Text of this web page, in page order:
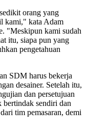
orang yang
kami," kata Adam
"Meskipun kami sudah
itu, siapa pun yang
pengetahuan
SDM harus bekerja
desainer. Setelah itu,
dan persetujuan
bertindak sendiri dan
tim pemasaran, demi